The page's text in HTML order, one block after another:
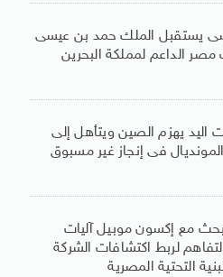
يستقبل الملك حمد بن عيسى
الداعم لمملكة البحرين
اليد يهزم الصين ويتأهل إلى
فى إنجاز غير مسبوق
يبحث مع إكسون موبيل آليات
لربط اكتشافات الشركة
التحتية المصرية